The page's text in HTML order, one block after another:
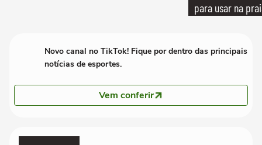
para usar na
Novo canal no TikTok! Fique por dentro das principais
notícias de esportes.
Vem conferir